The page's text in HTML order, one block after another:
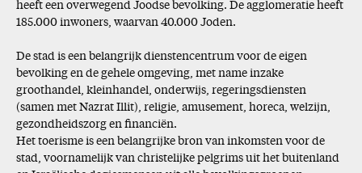
heeft een overwegend Joodse bevolking. De agglomeratie heeft
185.000 inwoners, waarvan 40.000 Joden.
De stad is een belangrijk dienstencentrum voor de eigen
bevolking en de gehele omgeving, met name inzake
groothandel, kleinhandel, onderwijs, regeringsdiensten
(samen met Nazrat Illit), religie, amusement, horeca, welzijn,
gezondheidszorg en financiën.
Het toerisme is een belangrijke bron van inkomsten voor de
stad, voornamelijk van christelijke pelgrims uit het buitenland